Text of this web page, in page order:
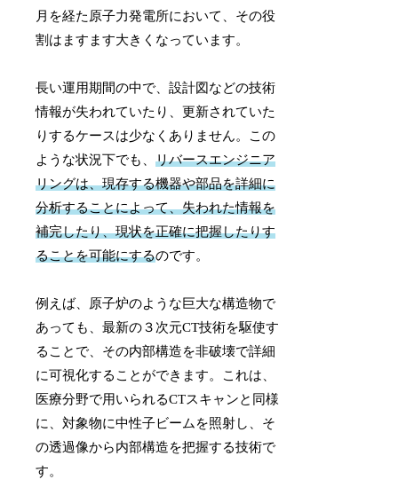
月を経た原子力発電所において、その役
割はますます大きくなっています。
長い運用期間の中で、設計図などの技術
情報が失われていたり、更新されていた
りするケースは少なくありません。この
ような状況下でも、リバースエンジニア
リングは、現存する機器や部品を詳細に
分析することによって、失われた情報を
補完したり、現状を正確に把握したりす
ることを可能にするのです。
例えば、原子炉のような巨大な構造物で
あっても、最新の３次元CT技術を駆使す
ることで、その内部構造を非破壊で詳細
に可視化することができます。これは、
医療分野で用いられるCTスキャンと同様
に、対象物に中性子ビームを照射し、そ
の透過像から内部構造を把握する技術で
す。